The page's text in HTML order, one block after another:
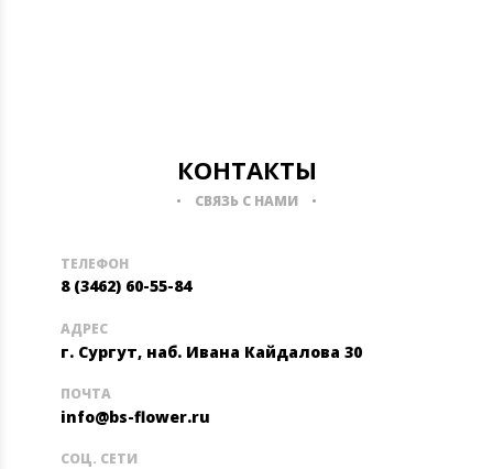
КОНТАКТЫ
СВЯЗЬ С НАМИ
ТЕЛЕФОН
8 (3462) 60-55-84
АДРЕС
г. Сургут, наб. Ивана Кайдалова 30
ПОЧТА
info@bs-flower.ru
СОЦ. СЕТИ